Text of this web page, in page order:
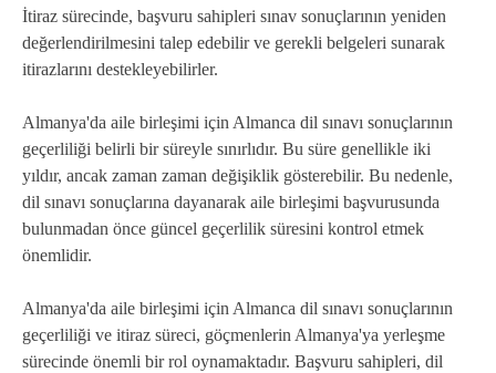
İtiraz sürecinde, başvuru sahipleri sınav sonuçlarının yeniden
değerlendirilmesini talep edebilir ve gerekli belgeleri sunarak
itirazlarını destekleyebilirler.
Almanya'da aile birleşimi için Almanca dil sınavı sonuçlarının
geçerliliği belirli bir süreyle sınırlıdır. Bu süre genellikle iki
yıldır, ancak zaman zaman değişiklik gösterebilir. Bu nedenle,
dil sınavı sonuçlarına dayanarak aile birleşimi başvurusunda
bulunmadan önce güncel geçerlilik süresini kontrol etmek
önemlidir.
Almanya'da aile birleşimi için Almanca dil sınavı sonuçlarının
geçerliliği ve itiraz süreci, göçmenlerin Almanya'ya yerleşme
sürecinde önemli bir rol oynamaktadır. Başvuru sahipleri, dil